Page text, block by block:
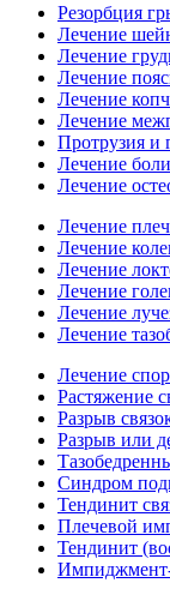
Резорбция
Лечение
Лечение
Лечение
Лечение
Лечение
Протрузия и
Лечение
Лечение
Лечение
Лечение
Лечение
Лечение
Лечение
Лечение
Лечение
Растяжение
Разрыв
Разрыв или
Синдром
Тендинит
Плечевой
Тендинит
Импиджмент-